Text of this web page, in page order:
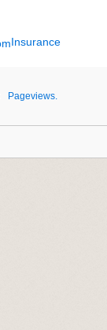
Insurance
Pageviews.